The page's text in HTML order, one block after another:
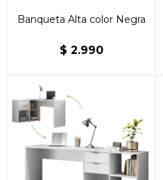
Banqueta Alta color Negra
$ 2.990